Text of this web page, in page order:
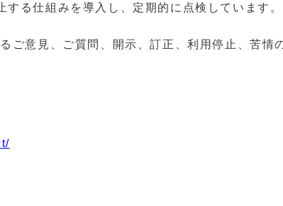
る仕組みを導⼊し、定期的に点検しています。
意⾒、ご質問、開⽰、訂正、利⽤停⽌、苦情